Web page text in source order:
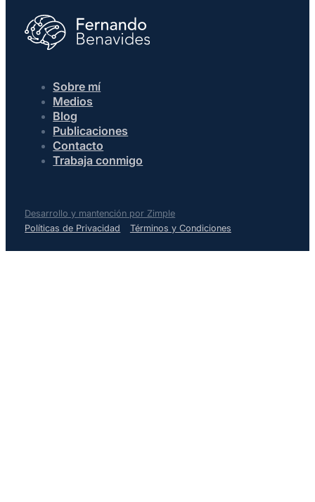
Sobre mí
Medios
Blog
Publicaciones
Contacto
Trabaja conmigo
Desarrollo y mantención por Zimple
Políticas de Privacidad
Términos y Condiciones